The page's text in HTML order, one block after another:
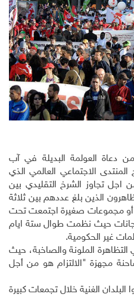
دعاة العولمة البديلة في آب
الاجتماعي العالمي الذي
اجل تجاوز الشرخ التقليدي بين
الذين بلغ عددهم بين ثلاثة
مجموعات صغيرة اجتمعت تحت
حيث نظمت طوال ستة ايام
غير الحكومية.
الملونة والصاخبة، حيث
مجهزة "الالتزام هو من أجل
البلدان الغنية خلال تجمعات كبيرة